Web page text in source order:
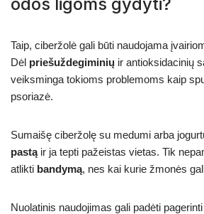
Taip, ciberžolė gali būti naudojama
Dėl priešuždegiminių ir antioksidacinių
veiksminga tokioms problemoms kaip
psoriazė.
Sumaišę ciberžolę su medumi arba
pastąir ja tepti pažeistas vietas. Tik
atlikti bandymą, nes kai kurie žmonės
Nuolatinis naudojimas gali padėti